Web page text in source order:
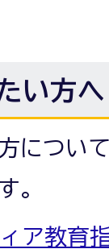
い方へ
につい
。
ア教育